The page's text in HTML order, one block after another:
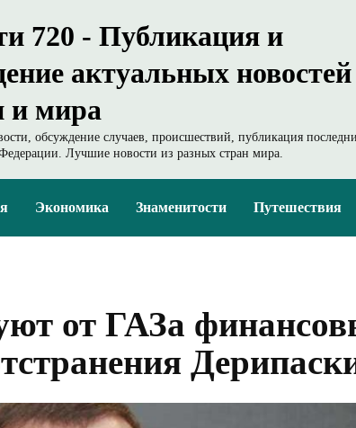
720 - Публикация и
актуальных новостей
и мира
обсуждение случаев, происшествий, публикация
Лучшие новости из разных стран мира.
Экономика Знаменитости Путешествия
от ГАЗа